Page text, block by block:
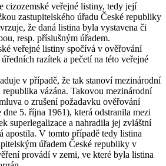
cizozemské veřejné listiny, tedy její
zastupitelského úřadu České republiky
že daná listina byla vystavena či
resp. příslušným úřadem.
veřejné listiny spočívá v ověřování
razítek a pečetí na této veřejné
v případě, že tak stanoví mezinárodní
vázána. Takovou mezinárodní
o zrušení požadavku ověřování
5. října 1961), která odstranila mezi
superlegalizace a nahradila jej zvláštní
apostila. V tomto případě tedy listina
úřadem České republiky v
provádí v zemi, ve které byla listina